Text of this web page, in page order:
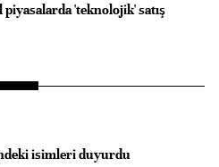
piyasalarda 'teknolojik' satış
isimleri duyurdu